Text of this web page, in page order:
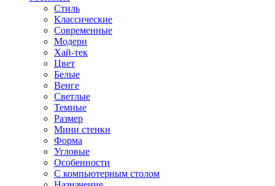
Стиль
Классические
Современные
Модерн
Хай-тек
Цвет
Белые
Венге
Светлые
Темные
Размер
Мини стенки
Форма
Угловые
Особенности
С компьютерным столом